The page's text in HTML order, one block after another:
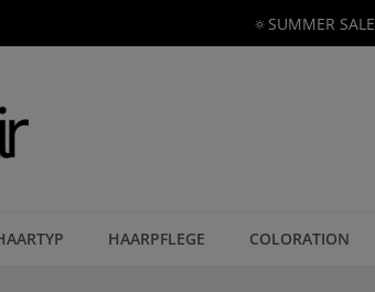
🔅SUMMER
HAARPFLEGE COLORATION